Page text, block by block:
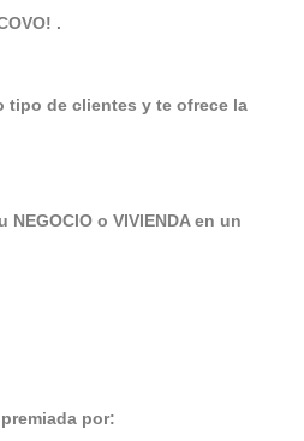
.
tipo de clientes y te ofrece la
o VIVIENDA en un
premiada por: